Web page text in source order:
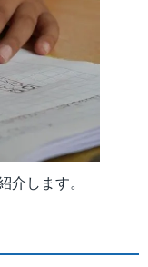
します。